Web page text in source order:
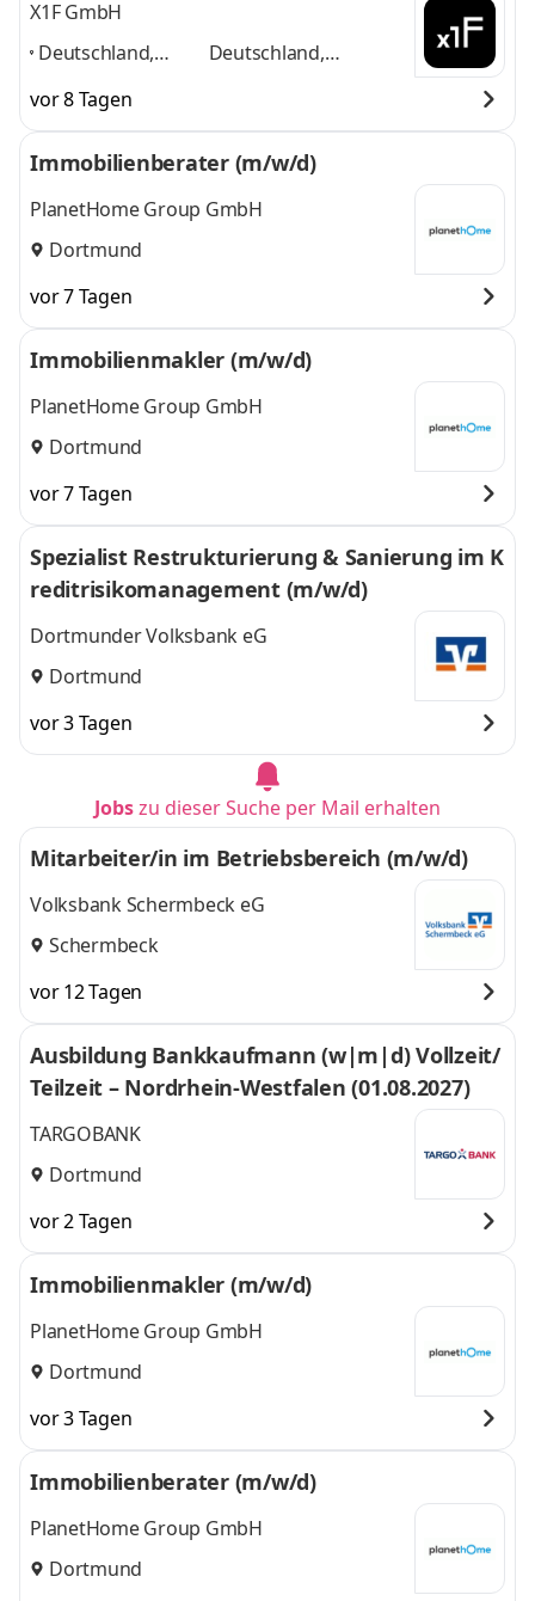
X1F GmbH
Deutschland,
Frankfurt,
Hamburg,
München, remote,
Deutschland,
München, remoteund
3 weitere
vor 8 Tagen
Immobilienberater (m/w/d)
PlanetHome Group GmbH
Dortmund
vor 7 Tagen
Immobilienmakler (m/w/d)
PlanetHome Group GmbH
Dortmund
vor 7 Tagen
Spezialist Restrukturierung & Sanierung im K
reditrisikomanagement (m/w/d)
Dortmunder Volksbank eG
Dortmund
vor 3 Tagen
Jobszu dieser Suche per Mail erhalten
Mitarbeiter/in im Betriebsbereich (m/w/d)
Volksbank Schermbeck eG
Schermbeck
vor 12 Tagen
Ausbildung Bankkaufmann (w|m|d) Vollzeit/
Teilzeit – Nordrhein-Westfalen (01.08.2027)
TARGOBANK
Dortmund
vor 2 Tagen
Immobilienmakler (m/w/d)
PlanetHome Group GmbH
Dortmund
vor 3 Tagen
Immobilienberater (m/w/d)
PlanetHome Group GmbH
Dortmund